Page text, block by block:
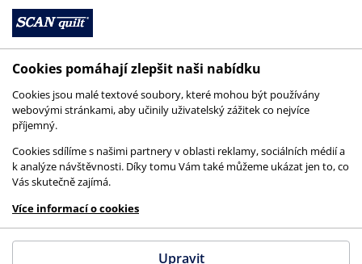
© 2026 SCANquilt - všechna práva vyhrazena
This site is protected by reCAPTCHA and the
GooglePrivacy PolicyandTerms of Serviceapply.
Cookies pomáhají zlepšit naši nabídku
Cookies jsou malé textové soubory, které mohou být používány
webovými stránkami, aby učinily uživatelský zážitek co nejvíce
příjemný.
Cookies sdílíme s našimi partnery v oblasti reklamy, sociálních médií a
k analýze návštěvnosti. Díky tomu Vám také můžeme ukázat jen to, co
Vás skutečně zajímá.
Více informací o cookies
Upravit